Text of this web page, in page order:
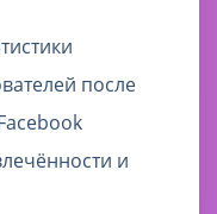
после
и